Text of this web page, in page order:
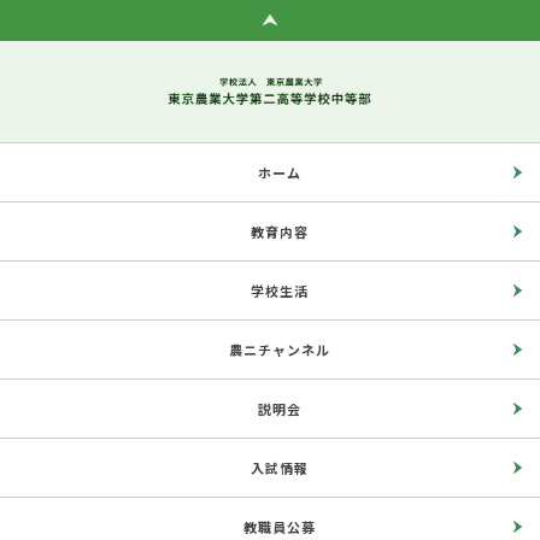
ホーム
教育内容
学校生活
農ニチャンネル
説明会
入試情報
教職員公募